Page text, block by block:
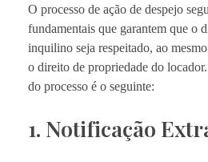
O processo de ação de despejo
fundamentais que garantem que o
inquilino seja respeitado, ao
o direito de propriedade do
do processo é o seguinte:
1. Notificação